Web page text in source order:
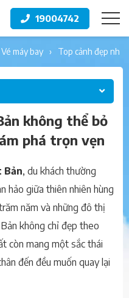
19004742
vé máy bay top cảnh đẹp
không thể bỏ
phá trọn vẹn
Bản, du khách thường
hảo giữa thiên nhiên hùng
năm và những đô thị
không chỉ đẹp theo
còn mang một sắc thái
đến đều muốn quay lại